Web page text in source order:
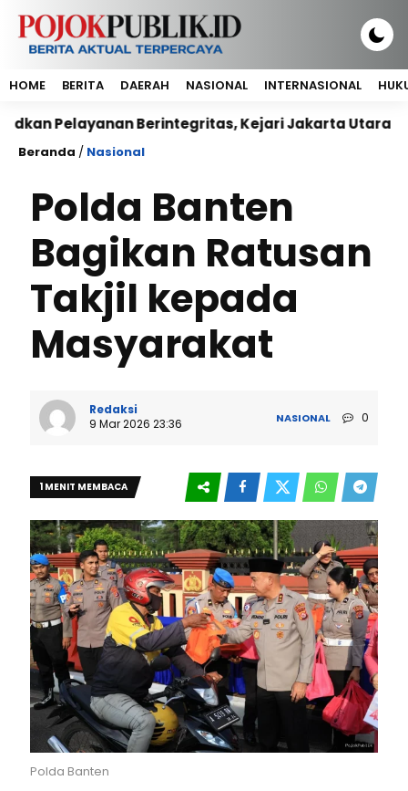
HOME BERITA DAERAH NASIONAL INTERNASIONAL
Berintegritas, Kejari Jakarta Utara
Beranda / Nasional
Polda Banten
Bagikan Ratusan
Takjil kepada
Masyarakat
Redaksi
9 Mar 2026 23:36
NASIONAL 0
1 MENIT MEMBACA
Polda Banten